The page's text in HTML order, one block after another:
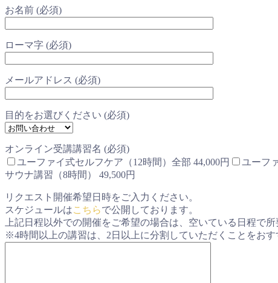
お名前 (必須)
ローマ字 (必須)
メールアドレス (必須)
目的をお選びください (必須)
オンライン受講講習名 (必須)
ユーファイ式セルフケア（12時間）全部 44,000円
ユーフ
サウナ講習（8時間） 49,500円
リクエスト開催希望日時をご入力ください。
スケジュールはこちらで公開しております。
上記日程以外での開催をご希望の場合は、空いている日程で
※4時間以上の講習は、2日以上に分割していただくことをお